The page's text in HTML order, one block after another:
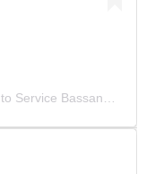
Un post condiviso da Scomazzon - Auto Service Bassano (@scomazzon_asb)